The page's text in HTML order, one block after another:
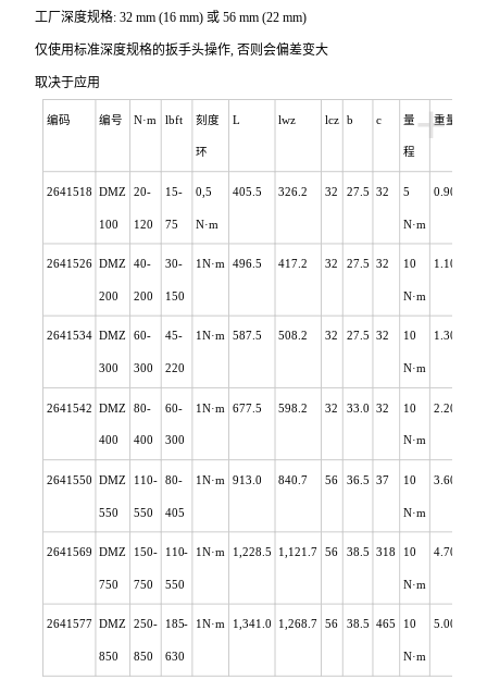
工厂深度规格: 32 mm (16 mm) 或 56 mm (22 mm)
仅使用标准深度规格的扳手头操作, 否则会偏差变大
取决于应用
+
编码 编号 N·m lbft 刻度
环
L lwz lcz b c 量
程
重量
2641518 DMZ
100
20-
120
15-
75
0,5
N·m
405.5 326.2 32 27.5 32 5
N·m
0.900
2641526 DMZ
200
40-
200
30-
150
1N·m 496.5 417.2 32 27.5 32 10
N·m
1.100
2641534 DMZ
300
60-
300
45-
220
1N·m 587.5 508.2 32 27.5 32 10
N·m
1.300
2641542 DMZ
400
80-
400
60-
300
1N·m 677.5 598.2 32 33.0 32 10
N·m
2.200
2641550 DMZ
550
110-
550
80-
405
1N·m 913.0 840.7 56 36.5 37 10
N·m
3.600
2641569 DMZ
750
150-
750
110-
550
1N·m 1,228.5 1,121.7 56 38.5 318 10
N·m
4.700
2641577 DMZ
850
250-
850
185-
630
1N·m 1,341.0 1,268.7 56 38.5 465 10
N·m
5.000